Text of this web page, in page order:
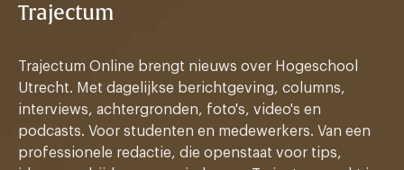
Trajectum
Trajectum Online brengt nieuws over Hogeschool
Utrecht. Met dagelijkse berichtgeving, columns,
interviews, achtergronden, foto's, video's en
podcasts. Voor studenten en medewerkers. Van een
professionele redactie, die openstaat voor tips,